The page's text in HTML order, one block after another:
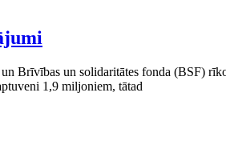
Brīvības un solidaritātes fonda (BSF)
1,9 miljoniem, tātad